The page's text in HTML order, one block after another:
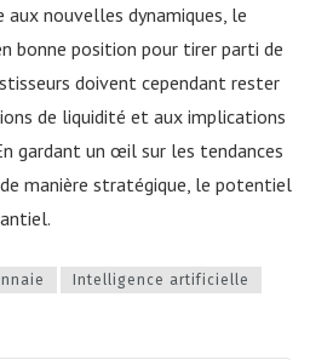
aux nouvelles dynamiques, le
bonne position pour tirer parti de
doivent cependant rester
de liquidité et aux implications
gardant un œil sur les tendances
manière stratégique, le potentiel
Intelligence artificielle